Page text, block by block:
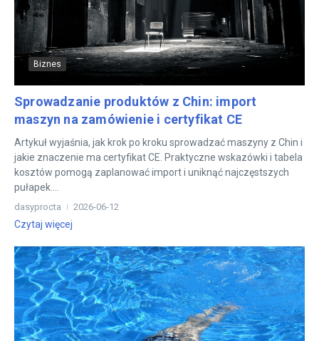
Biznes
Sprowadzanie produktów z Chin: import
maszyn na zamówienie i certyfikat CE
Artykuł wyjaśnia, jak krok po kroku sprowadzać maszyny z Chin i
jakie znaczenie ma certyfikat CE. Praktyczne wskazówki i tabela
kosztów pomogą zaplanować import i uniknąć najczęstszych
pułapek....
dasyprocta 2026-06-12
Czytaj więcej